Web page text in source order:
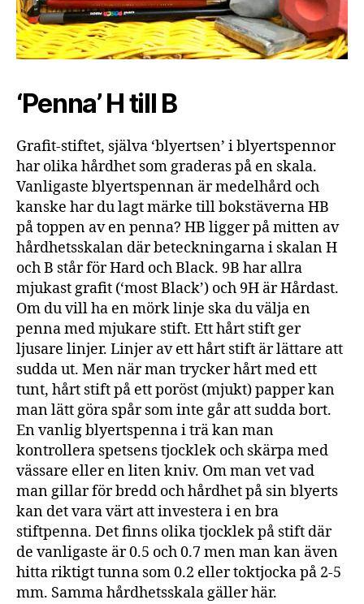
‘Penna’ H till B
Grafit-stiftet, själva ‘blyertsen’ i blyertspennor
har olika hårdhet som graderas på en skala.
Vanligaste blyertspennan är medelhård och
kanske har du lagt märke till bokstäverna HB
på toppen av en penna? HB ligger på mitten av
hårdhetsskalan där beteckningarna i skalan H
och B står för Hard och Black. 9B har allra
mjukast grafit (‘most Black’) och 9H är Hårdast.
Om du vill ha en mörk linje ska du välja en
penna med mjukare stift. Ett hårt stift ger
ljusare linjer. Linjer av ett hårt stift är lättare att
sudda ut. Men när man trycker hårt med ett
tunt, hårt stift på ett poröst (mjukt) papper kan
man lätt göra spår som inte går att sudda bort.
En vanlig blyertspenna i trä kan man
kontrollera spetsens tjocklek och skärpa med
vässare eller en liten kniv. Om man vet vad
man gillar för bredd och hårdhet på sin blyerts
kan det vara värt att investera i en bra
stiftpenna. Det finns olika tjocklek på stift där
de vanligaste är 0.5 och 0.7 men man kan även
hitta riktigt tunna som 0.2 eller toktjocka på 2-5
mm. Samma hårdhetsskala gäller här.